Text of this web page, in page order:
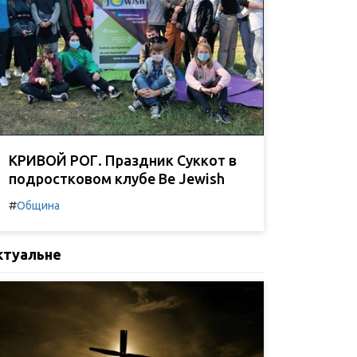
КРИВОЙ РОГ. Праздник Суккот в
подростковом клубе Be Jewish
#Община